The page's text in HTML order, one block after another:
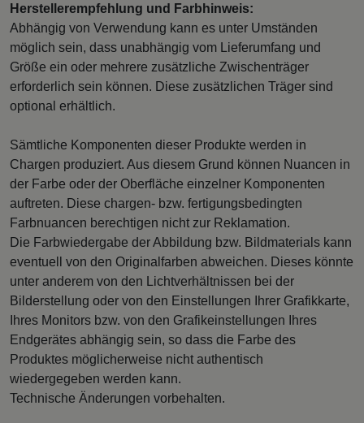
Herstellerempfehlung und Farbhinweis:
Abhängig von Verwendung kann es unter Umständen
möglich sein, dass unabhängig vom Lieferumfang und
Größe ein oder mehrere zusätzliche Zwischenträger
erforderlich sein können. Diese zusätzlichen Träger sind
optional erhältlich.
Sämtliche Komponenten dieser Produkte werden in
Chargen produziert. Aus diesem Grund können Nuancen in
der Farbe oder der Oberfläche einzelner Komponenten
auftreten. Diese chargen- bzw. fertigungsbedingten
Farbnuancen berechtigen nicht zur Reklamation.
Die Farbwiedergabe der Abbildung bzw. Bildmaterials kann
eventuell von den Originalfarben abweichen. Dieses könnte
unter anderem von den Lichtverhältnissen bei der
Bilderstellung oder von den Einstellungen Ihrer Grafikkarte,
Ihres Monitors bzw. von den Grafikeinstellungen Ihres
Endgerätes abhängig sein, so dass die Farbe des
Produktes möglicherweise nicht authentisch
wiedergegeben werden kann.
Technische Änderungen vorbehalten.